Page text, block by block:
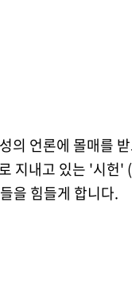
의 언론에 몰매를
지내고 있는 '시헌'
을 힘들게 합니다.